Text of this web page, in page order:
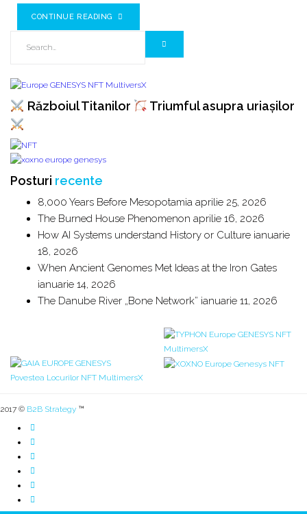
CONTINUE READING
Războiul Titanilor Triumful asupra uriașilor
Posturi recente
8,000 Years Before Mesopotamia aprilie 25, 2026
The Burned House Phenomenon aprilie 16, 2026
How AI Systems understand History or Culture ianuarie
18, 2026
When Ancient Genomes Met Ideas at the Iron Gates
ianuarie 14, 2026
The Danube River „Bone Network” ianuarie 11, 2026
2017 © B2B Strategy ™